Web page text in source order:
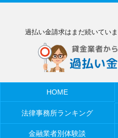
過払い金請求はまだ続いてい
HOME
法律事務所ランキング
金融業者別体験談